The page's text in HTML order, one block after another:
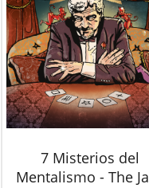
7 Misterios del
Mentalismo - The